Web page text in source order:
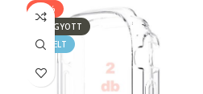
-50%
ELFOGYOTT
KIEMELT